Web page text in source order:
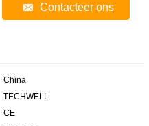
Contacteer ons
China
TECHWELL
CE